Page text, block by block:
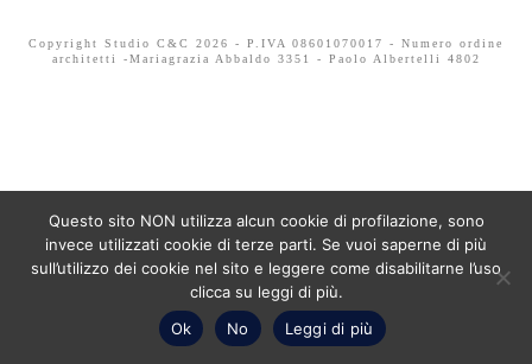
Copyright Studio C&C 2026 - P.IVA 08601070017 - Numero ordine
architetti -Mariagrazia Abbaldo 3351 - Paolo Albertelli 4802
Questo sito NON utilizza alcun cookie di profilazione, sono
invece utilizzati cookie di terze parti. Se vuoi saperne di più
sull’utilizzo dei cookie nel sito e leggere come disabilitarne l’uso
clicca su leggi di più.
Ok
No Leggi di più